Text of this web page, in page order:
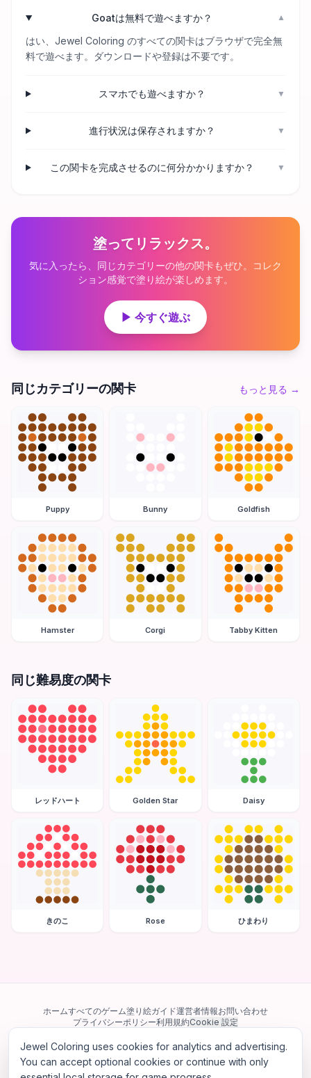
Goatは無料で遊べますか？ ▼
はい、Jewel Coloring のすべての関卡はブラウザで完全無
料で遊べます。ダウンロードや登録は不要です。
スマホでも遊べますか？ ▼
進行状況は保存されますか？ ▼
この関卡を完成させるのに何分かかりますか？ ▼
塗ってリラックス。
気に入ったら、同じカテゴリーの他の関卡もぜひ。コレク
ション感覚で塗り絵が楽しめます。
▶ 今すぐ遊ぶ
同じカテゴリーの関卡 もっと見る →
Puppy Bunny Goldfish
Hamster Corgi Tabby Kitten
同じ難易度の関卡
レッドハート Golden Star Daisy
きのこ Rose ひまわり
ホームすべてのゲーム塗り絵ガイド運営者情報お問い合わせ
プライバシーポリシー利用規約Cookie 設定
当サイトは Google AdSense を含む第三者広告ネットワークを利用してい
ます。一部のサードパーティ Cookie を使用してパーソナライズ広告を配信
する場合があります。
Jewel Coloring uses cookies for analytics and advertising.
You can accept optional cookies or continue with only